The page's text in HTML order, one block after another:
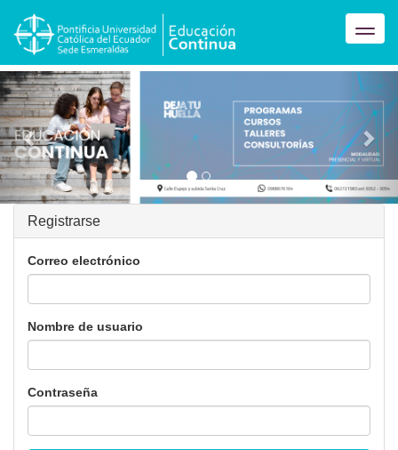
Previous
Registrarse
Correo electrónico
Nombre de usuario
Contraseña